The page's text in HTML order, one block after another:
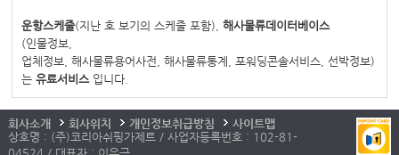
운항스케줄(지난 호 보기의 스케줄 포함),해사물류데이터베이스
(인물정보,
업체정보, 해사물류용어사전, 해사물류통계, 포워딩콘솔서비스, 선박정보)
는유료서비스입니다.
회사소개 회사위치 개인정보취급방침
사이트맵
상호명 : (주)코리아쉬핑가제트 / 사업자등록번호 : 102-81-